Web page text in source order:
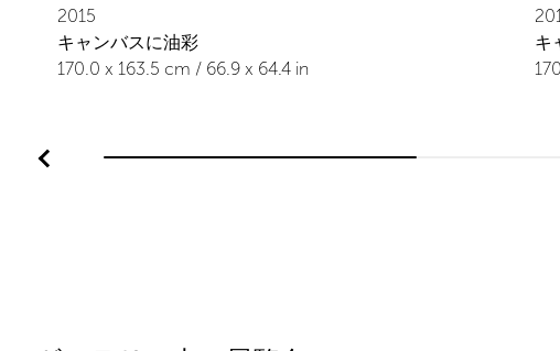
2015
キャンバスに油彩
170.0 x 163.5 cm / 66.9 x 64.4 in
キ